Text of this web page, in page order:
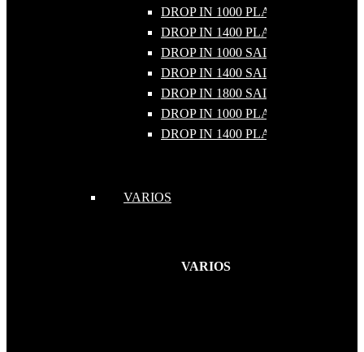
DROP IN 1000 PLATO FRIO
DROP IN 1400 PLATO FRIO
DROP IN 1000 SALAD BAR
DROP IN 1400 SALAD BAR
DROP IN 1800 SALAD BAR
DROP IN 1000 PLATO CALIENTE
DROP IN 1400 PLATO CALIENTE
VARIOS
VARIOS